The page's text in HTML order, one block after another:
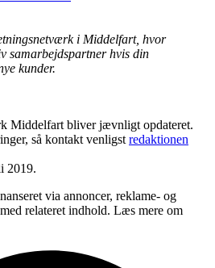
i Middelfart, hvor
samarbejdspartner hvis din
kunder.
Middelfart bliver jævnligt opdateret.
så kontakt venligst redaktionen
2019.
via annoncer, reklame- og
relateret indhold. Læs mere om